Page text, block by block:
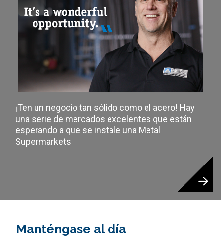
¡Ten un negocio tan sólido como el acero! Hay
una serie de mercados excelentes que están
esperando a que se instale una Metal
Supermarkets .
Manténgase al día